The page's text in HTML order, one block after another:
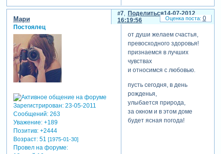
Поделиться
7
14-07-2012
16:19:56
Мари
Постоялец
Зарегистрирован: 23-05-2011
Сообщений:263
Уважение: +189
Позитив: +2444
Возраст:51 [1975-01-30]
Провел на форуме:
от души желаем счастья,
превосходного здоровья!
признаемся в лучших
чувствах
и относимся с любовью.
пусть сегодня, в день
рожденья,
улыбается природа,
за окном и в этом доме
будет ясная погода!
0